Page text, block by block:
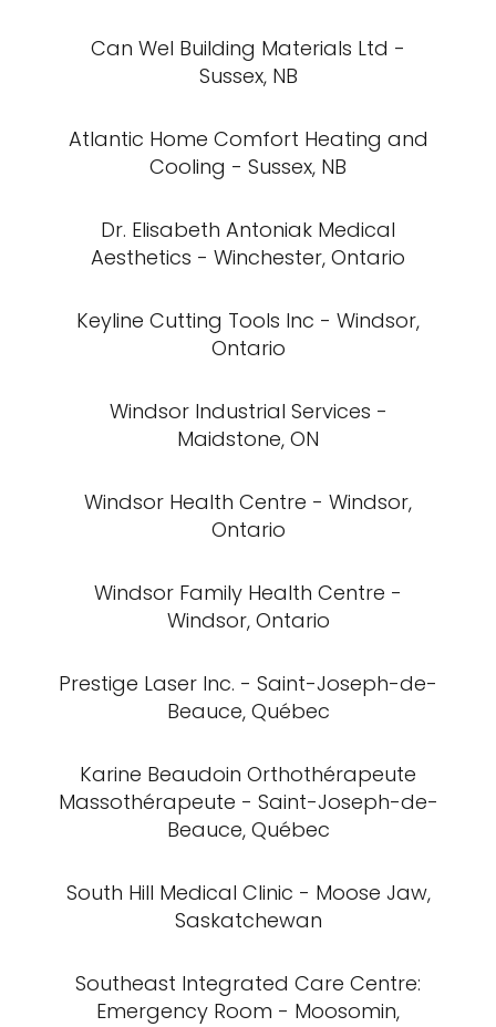
Can Wel Building Materials Ltd -
Sussex, NB
Atlantic Home Comfort Heating and
Cooling - Sussex, NB
Dr. Elisabeth Antoniak Medical
Aesthetics - Winchester, Ontario
Keyline Cutting Tools Inc - Windsor,
Ontario
Windsor Industrial Services -
Maidstone, ON
Windsor Health Centre - Windsor,
Ontario
Windsor Family Health Centre -
Windsor, Ontario
Prestige Laser Inc. - Saint-Joseph-de-
Beauce, Québec
Karine Beaudoin Orthothérapeute
Massothérapeute - Saint-Joseph-de-
Beauce, Québec
South Hill Medical Clinic - Moose Jaw,
Saskatchewan
Southeast Integrated Care Centre:
Emergency Room - Moosomin,